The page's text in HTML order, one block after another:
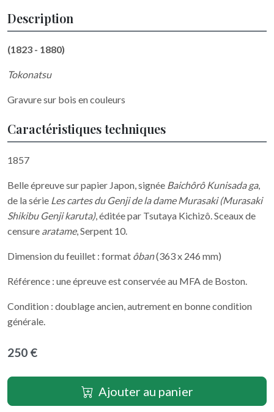
Description
(1823 - 1880)
Tokonatsu
Gravure sur bois en couleurs
Caractéristiques techniques
1857
Belle épreuve sur papier Japon, signée Baichôrô Kunisada ga,
de la série Les cartes du Genji de la dame Murasaki (Murasaki
Shikibu Genji karuta), éditée par Tsutaya Kichizô. Sceaux de
censure aratame, Serpent 10.
Dimension du feuillet : format ôban(363 x 246 mm)
Référence : une épreuve est conservée au MFA de Boston.
Condition : doublage ancien, autrement en bonne condition
générale.
250 €
Ajouter au panier